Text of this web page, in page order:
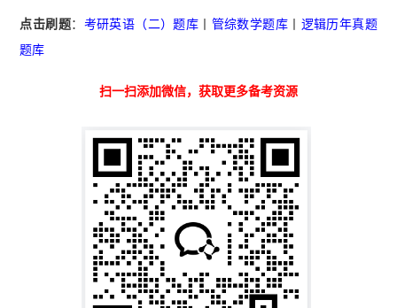
点击刷题： 考研英语（二）题库 管综数学题库
逻辑历年真题
题库
扫一扫添加微信，获取更多备考资源